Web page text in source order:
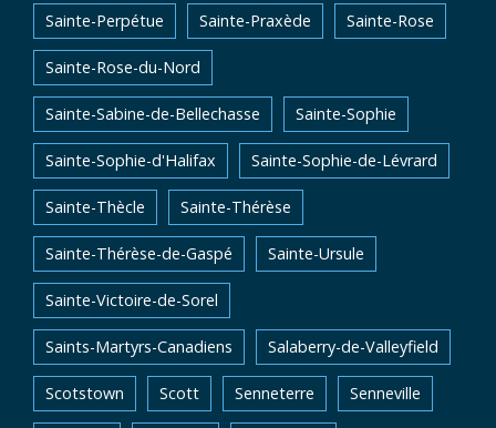
Sainte-Perpétue Sainte-Praxède Sainte-Rose
Sainte-Rose-du-Nord
Sainte-Sabine-de-Bellechasse Sainte-Sophie
Sainte-Sophie-d'Halifax Sainte-Sophie-de-Lévrard
Sainte-Thècle Sainte-Thérèse
Sainte-Thérèse-de-Gaspé Sainte-Ursule
Sainte-Victoire-de-Sorel
Saints-Martyrs-Canadiens Salaberry-de-Valleyfield
Scotstown Scott Senneterre Senneville